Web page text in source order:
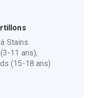
Stains.
11 ans),
(15-18 ans)